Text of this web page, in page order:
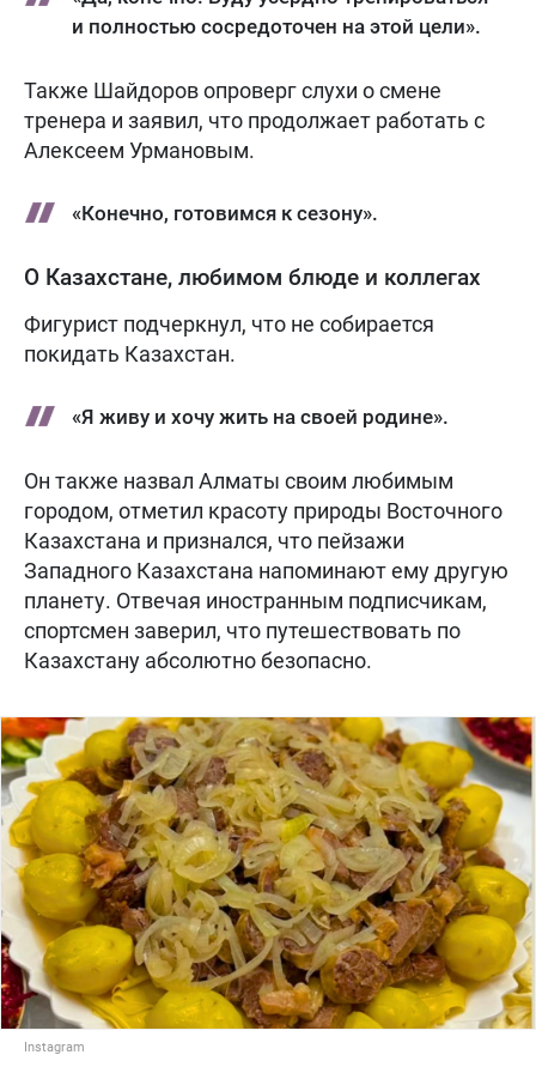
и полностью сосредоточен на этой цели».
Также Шайдоров опроверг слухи о смене
тренера и заявил, что продолжает работать с
Алексеем Урмановым.
«Конечно, готовимся к сезону».
О Казахстане, любимом блюде и коллегах
Фигурист подчеркнул, что не собирается
покидать Казахстан.
«Я живу и хочу жить на своей родине».
Он также назвал Алматы своим любимым
городом, отметил красоту природы Восточного
Казахстана и признался, что пейзажи
Западного Казахстана напоминают ему другую
планету. Отвечая иностранным подписчикам,
спортсмен заверил, что путешествовать по
Казахстану абсолютно безопасно.
Instagram